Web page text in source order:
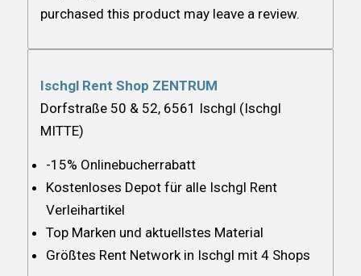
purchased this product may leave a review.
Ischgl Rent Shop ZENTRUM
Dorfstraße 50 & 52, 6561 Ischgl (Ischgl
MITTE)
-15% Onlinebucherrabatt
Kostenloses Depot für alle Ischgl Rent
Verleihartikel
Top Marken und aktuellstes Material
Größtes Rent Network in Ischgl mit 4 Shops